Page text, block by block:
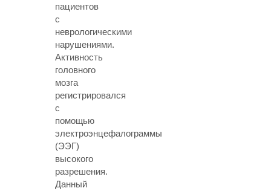
пациентов
с
неврологическими
нарушениями.
Активность
головного
мозга
регистрировался
с
помощью
электроэнцефалограммы
(ЭЭГ)
высокого
разрешения.
Данный